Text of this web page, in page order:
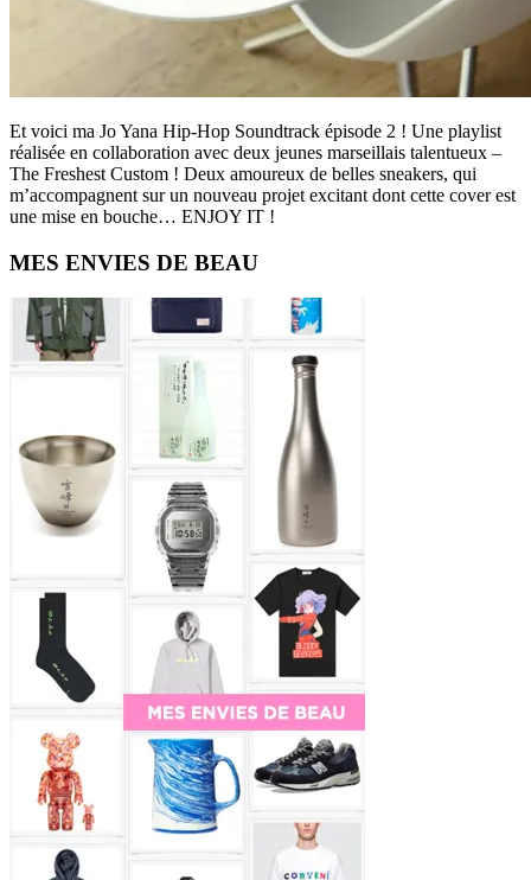
Et voici ma Jo Yana Hip-Hop Soundtrack épisode 2 ! Une playlist
réalisée en collaboration avec deux jeunes marseillais talentueux –
The Freshest Custom ! Deux amoureux de belles sneakers, qui
m’accompagnent sur un nouveau projet excitant dont cette cover est
une mise en bouche… ENJOY IT !
Primary
Sidebar
MES ENVIES DE BEAU